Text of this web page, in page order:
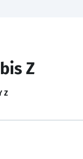
Z
Z